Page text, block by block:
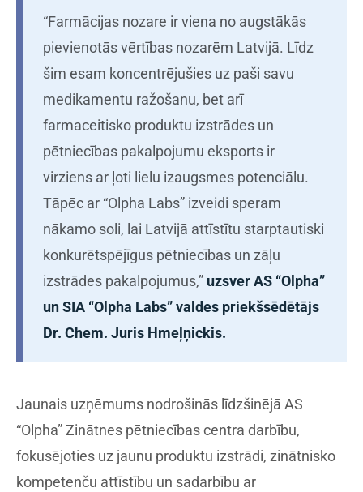
“Farmācijas nozare ir viena no augstākās
pievienotās vērtības nozarēm Latvijā. Līdz
šim esam koncentrējušies uz paši savu
medikamentu ražošanu, bet arī
farmaceitisko produktu izstrādes un
pētniecības pakalpojumu eksports ir
virziens ar ļoti lielu izaugsmes potenciālu.
Tāpēc ar “Olpha Labs” izveidi speram
nākamo soli, lai Latvijā attīstītu starptautiski
konkurētspējīgus pētniecības un zāļu
izstrādes pakalpojumus,” uzsver AS “Olpha”
un SIA “Olpha Labs” valdes priekšsēdētājs
Dr. Chem. Juris Hmeļņickis.
Jaunais uzņēmums nodrošinās līdzšinējā AS
“Olpha” Zinātnes pētniecības centra darbību,
fokusējoties uz jaunu produktu izstrādi, zinātnisko
kompetenču attīstību un sadarbību ar